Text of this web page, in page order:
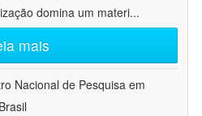
domina um materi...
mais
Nacional de Pesquisa em